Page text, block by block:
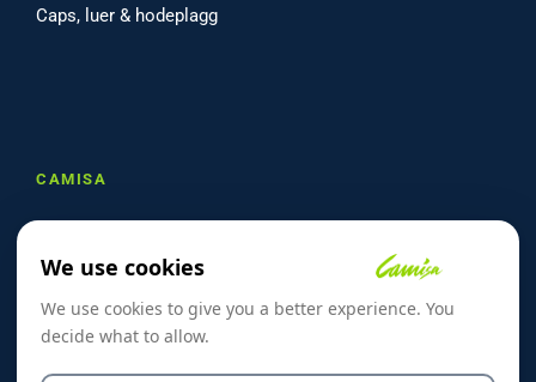
Caps, luer & hodeplagg
CAMISA
Referanser
Skreddersøm
We use cookies
We use cookies to give you a better experience. You
decide what to allow.